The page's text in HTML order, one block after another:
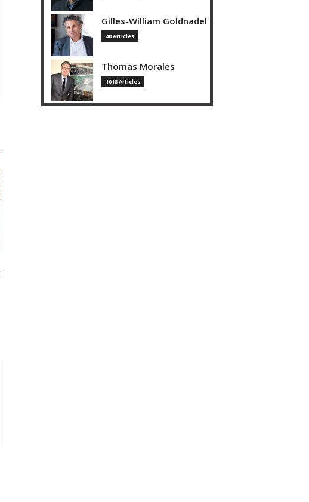
Gilles-William Goldnadel
40 Articles
Thomas Morales
1018 Articles